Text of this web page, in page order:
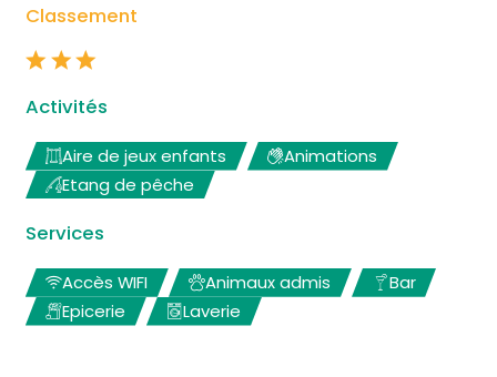
Classement
Activités
Aire de jeux enfants
Animations
Etang de pêche
Services
Accès WIFI Animaux admis
Bar
Epicerie
Laverie